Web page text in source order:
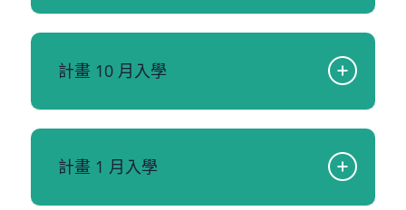
計畫 10 月入學
計畫 1 月入學